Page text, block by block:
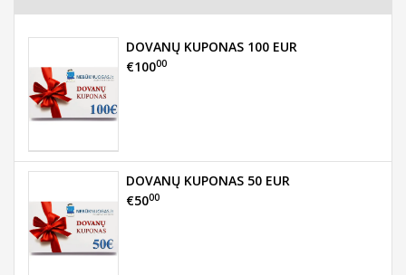
DOVANŲ KUPONAS 100 EUR
€10000
DOVANŲ KUPONAS 50 EUR
€5000